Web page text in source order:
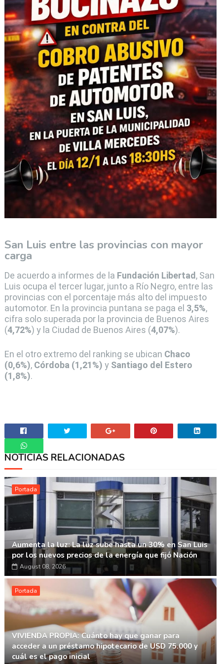
San Luis entre las provincias con mayor
carga
De acuerdo a informes de la Fundación Libertad , San
Luis ocupa el tercer lugar, junto a Río Negro, entre las
provincias con el porcentaje más alto del impuesto
automotor. En la provincia puntana se paga el 3,5%,
cifra solo superada por la provincia de Buenos Aires
(4,72%) y la Ciudad de Buenos Aires (4,07%).
En el otro extremo del ranking se ubican Chaco
(0,6%), Córdoba (1,21%) y Santiago del Estero
(1,8%).
Whatsapp
NOTICIAS RELACIONADAS
Portada
Aumenta la luz: La luz sube hasta un 30% en San Luis
por los nuevos precios de la energía que fijó Nación
August 08, 2026
Portada
VIVIENDA PROPIA: Cuánto hay que ganar para
acceder a un préstamo hipotecario de USD 75.000 y
cuál es el pago inicial